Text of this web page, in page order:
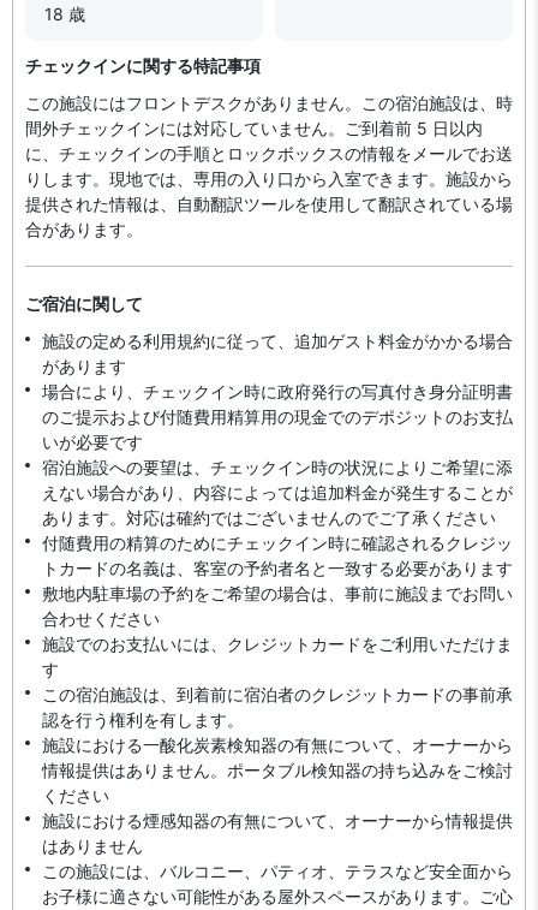
18 歳
チェックインに関する特記事項
この施設にはフロントデスクがありません。この宿泊施設は、時
間外チェックインには対応していません。ご到着前 5 日以内
に、チェックインの手順とロックボックスの情報をメールでお送
りします。現地では、専用の入り口から入室できます。施設から
提供された情報は、自動翻訳ツールを使用して翻訳されている場
合があります。
ご宿泊に関して
施設の定める利用規約に従って、追加ゲスト料金がかかる場合
があります
場合により、チェックイン時に政府発行の写真付き身分証明書
のご提示および付随費用精算用の現金でのデポジットのお支払
いが必要です
宿泊施設への要望は、チェックイン時の状況によりご希望に添
えない場合があり、内容によっては追加料金が発生することが
あります。対応は確約ではございませんのでご了承ください
付随費用の精算のためにチェックイン時に確認されるクレジッ
トカードの名義は、客室の予約者名と一致する必要があります
敷地内駐車場の予約をご希望の場合は、事前に施設までお問い
合わせください
施設でのお支払いには、クレジットカードをご利用いただけま
す
この宿泊施設は、到着前に宿泊者のクレジットカードの事前承
認を行う権利を有します。
施設における一酸化炭素検知器の有無について、オーナーから
情報提供はありません。ポータブル検知器の持ち込みをご検討
ください
施設における煙感知器の有無について、オーナーから情報提供
はありません
この施設には、バルコニー、パティオ、テラスなど安全面から
お子様に適さない可能性がある屋外スペースがあります。ご心